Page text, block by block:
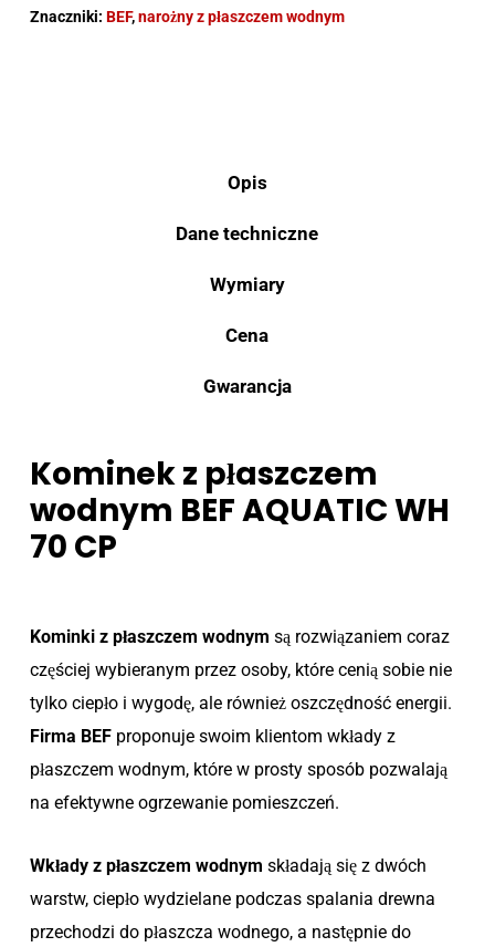
Znaczniki: BEF,narożny z płaszczem wodnym
Opis
Dane techniczne
Wymiary
Cena
Gwarancja
Kominek z płaszczem
wodnym BEF AQUATIC WH
70 CP
Kominki z płaszczem wodnym są rozwiązaniem coraz
częściej wybieranym przez osoby, które cenią sobie nie
tylko ciepło i wygodę, ale również oszczędność energii.
Firma BEF proponuje swoim klientom wkłady z
płaszczem wodnym, które w prosty sposób pozwalają
na efektywne ogrzewanie pomieszczeń.
Wkłady z płaszczem wodnym składają się z dwóch
warstw, ciepło wydzielane podczas spalania drewna
przechodzi do płaszcza wodnego, a następnie do